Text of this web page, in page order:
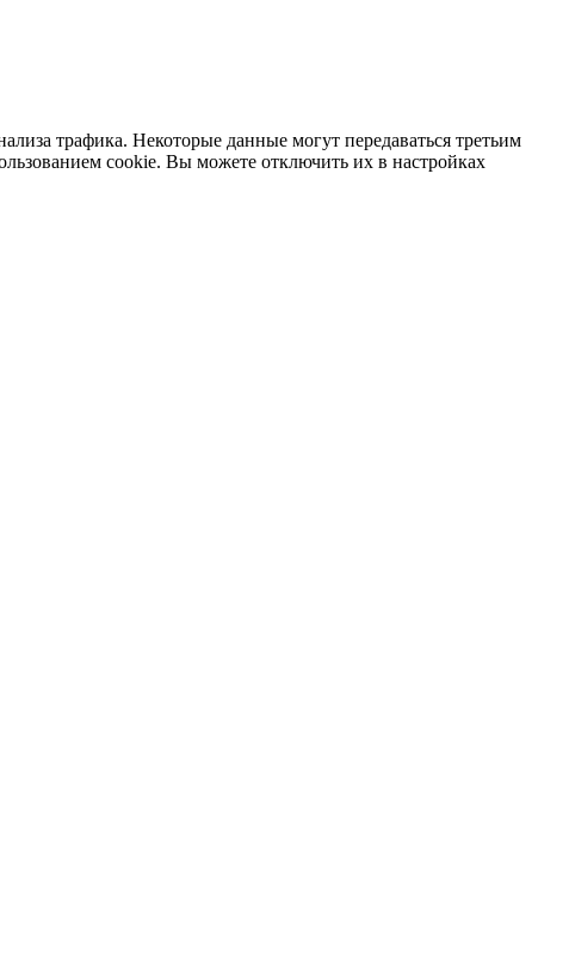
трафика. Некоторые данные могут передаваться третьим
cookie. Вы можете отключить их в настройках